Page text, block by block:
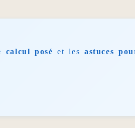
calcul posé et lesastuces